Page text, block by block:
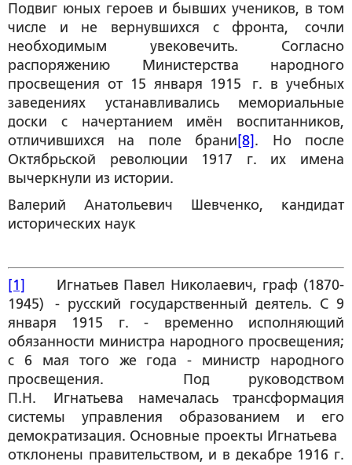
Подвиг юных героев и бывших учеников, в том
числе и не вернувшихся с фронта, сочли
необходимым увековечить. Согласно
распоряжению Министерства народного
просвещения от 15 января 1915 г. в учебных
заведениях устанавливались мемориальные
доски с начертанием имён воспитанников,
отличившихся на поле брани [8] . Но после
Октябрьской революции 1917 г. их имена
вычеркнули из истории.
Валерий Анатольевич Шевченко, кандидат
исторических наук
[1]
Игнатьев Павел Николаевич, граф (1870-
1945) - русский государственный деятель. С 9
января 1915 г. - временно исполняющий
обязанности министра народного просвещения;
с 6 мая того же года - министр народного
просвещения. Под руководством
П.Н. Игнатьева намечалась трансформация
системы управления образованием и его
демократизация. Основные проекты Игнатьева
отклонены правительством, и в декабре 1916 г.